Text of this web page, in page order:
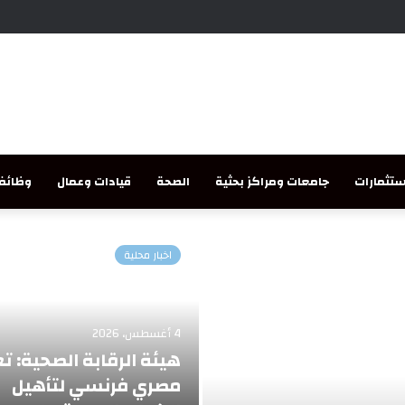
جامعات ومراكز بحثية الصحة قيادات وعمال
اخبار محلية
4 أغسطس، 2026
هيئة الرقابة الصحية:
مصري فرنسي لتأهيل